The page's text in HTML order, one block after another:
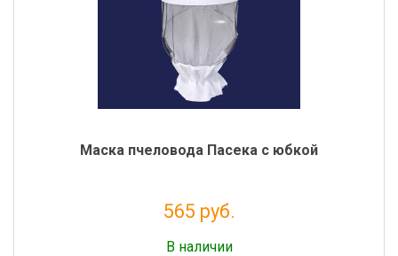
Маска пчеловода Пасека с юбкой
565 руб.
В наличии